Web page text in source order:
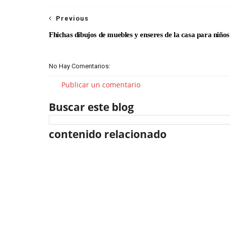
Previous
Fhichas dibujos de muebles y enseres de la casa para niños
No Hay Comentarios:
Publicar un comentario
Buscar este blog
contenido relacionado